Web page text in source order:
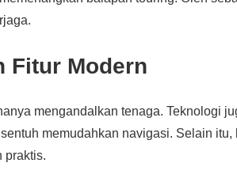
Fitur Modern
mengandalkan tenaga. Teknologi
memudahkan navigasi. Selain
praktis.